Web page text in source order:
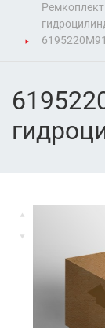
Ремкоплект
6195220M91